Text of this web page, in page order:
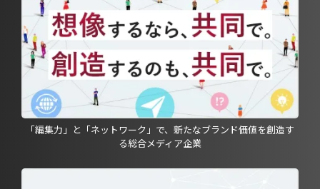
「編集力」と「ネットワーク」で、新たなブランド価値を創造す
る総合メディア企業